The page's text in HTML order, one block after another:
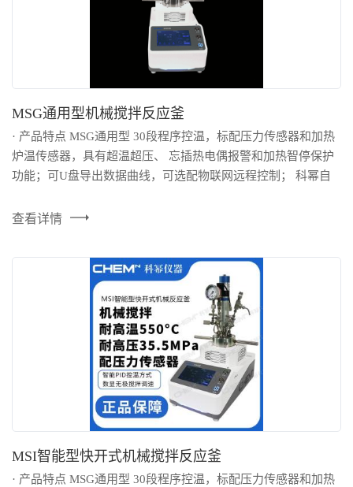
MSG通用型机械搅拌反应釜
· 产品特点 MSG通用型 30段程序控温，标配压力传感器和加热
炉温传感器，具有超温超压、 忘插热电偶报警和加热智停保护
功能；可U盘导出数据曲线，可选配物联网远程控制； 科幂自
拌桨型。 MSI...
查看详情
MSI智能型快开式机械搅拌反应釜
· 产品特点 MSG通用型 30段程序控温，标配压力传感器和加热